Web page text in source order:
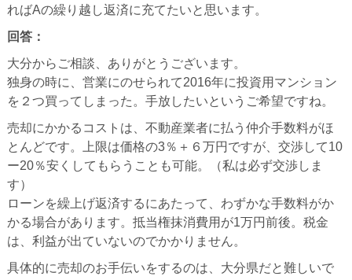
ればAの繰り越し返済に充てたいと思います。
回答：
大分からご相談、ありがとうございます。
独身の時に、営業にのせられて2016年に投資用マンション
を２つ買ってしまった。手放したいというご希望ですね。
売却にかかるコストは、不動産業者に払う仲介手数料がほ
とんどです。上限は価格の3％＋６万円ですが、交渉して10
ー20％安くしてもらうことも可能。（私は必ず交渉しま
す）
ローンを繰上げ返済するにあたって、わずかな手数料がか
かる場合があります。抵当権抹消費用が1万円前後。税金
は、利益が出ていないのでかかりません。
具体的に売却のお手伝いをするのは、大分県だと難しいで